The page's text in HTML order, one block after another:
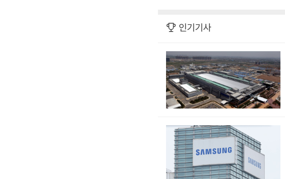
인기기사